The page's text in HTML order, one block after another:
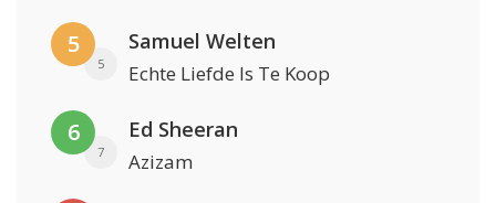
5
5
Samuel Welten
Echte Liefde Is Te Koop
6
7
Ed Sheeran
Azizam